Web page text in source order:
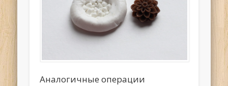
Аналогичные операции